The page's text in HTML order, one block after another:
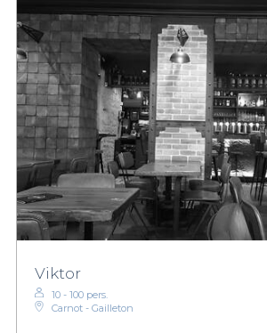
Viktor
10 - 100 pers.
Carnot - Gailleton